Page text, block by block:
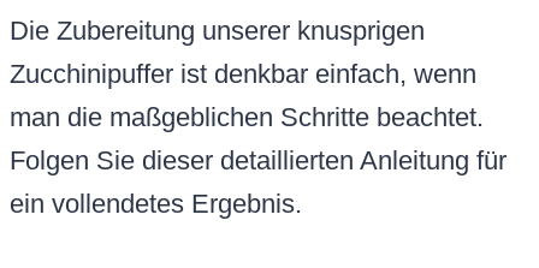
Die Zubereitung unserer knusprigen
Zucchinipuffer ist denkbar einfach, wenn
man die maßgeblichen Schritte beachtet.
Folgen Sie dieser detaillierten Anleitung für
ein vollendetes Ergebnis.